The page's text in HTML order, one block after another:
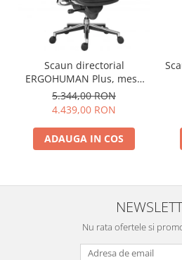
Scaun directorial
ERGOHUMAN Plus, mesh
Negru , tetiera 2D, suport
lombar, brate reglabile 3D
5.344,00 RON
4.439,00 RON
ADAUGA IN COS
Nu rata ofertele si